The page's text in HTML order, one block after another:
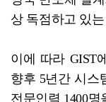
상 독점하고 있
이에 따라 GIST
향후 5년간 시스
전문인력 1400